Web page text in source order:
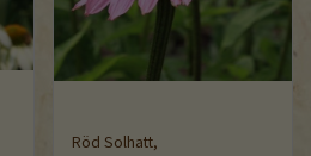
Röd Solhatt,